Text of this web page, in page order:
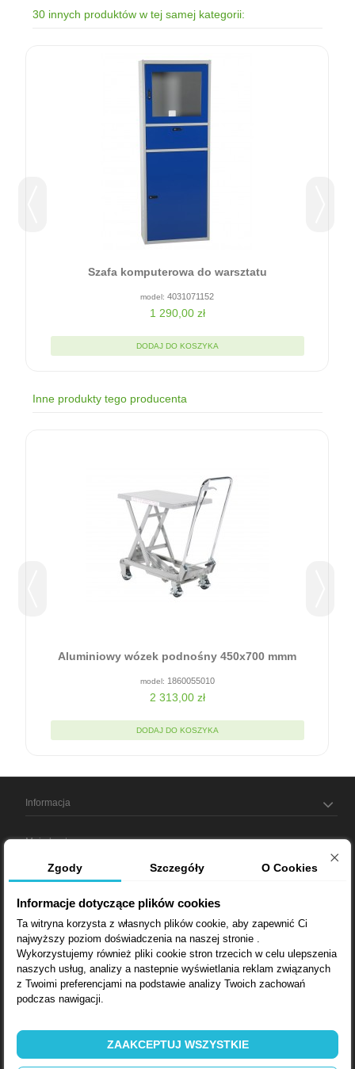
30 innych produktów w tej samej kategorii:
Szafa komputerowa do warsztatu
4031071152
1 290,00 zł
DODAJ DO KOSZYKA
Inne produkty tego producenta
Aluminiowy wózek podnośny 450x700 mmm
1860055010
2 313,00 zł
DODAJ DO KOSZYKA
Informacja
Moje konto
Informacja o sklepie
Bądź na bieżąco
Dostarczamy:
Lubin, Wrocław, Opole, Wałbrzych, Bytom, Gliwice, Poznań, Zielona
Szybka wysyłka -DOBRA CENA- wydajnySORBENT
Zgody Szczegóły O Cookies
Informacje dotyczące plików cookies
Ta witryna korzysta z własnych plików cookie, aby zapewnić Ci
najwyższy poziom doświadczenia na naszej stronie .
Wykorzystujemy również pliki cookie stron trzecich w celu ulepszenia
naszych usług, analizy a nastepnie wyświetlania reklam związanych
z Twoimi preferencjami na podstawie analizy Twoich zachowań
podczas nawigacji.
ZAAKCEPTUJ WSZYSTKIE